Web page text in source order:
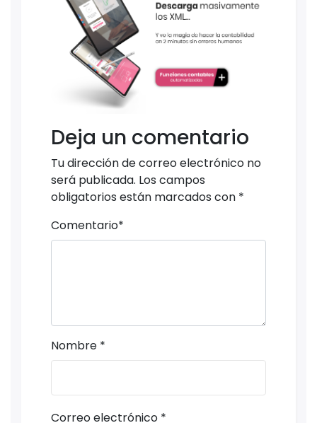
Deja un comentario
Tu dirección de correo electrónico no
será publicada. Los campos
obligatorios están marcados con *
Comentario*
Nombre *
Correo electrónico *